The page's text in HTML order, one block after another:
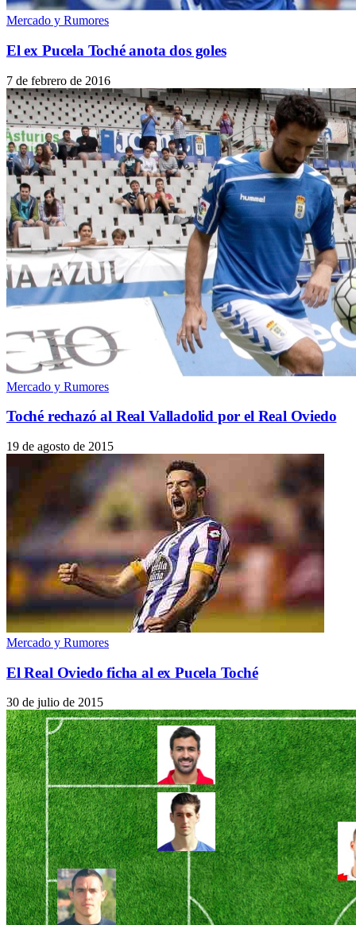
Mercado y Rumores
El ex Pucela Toché anota dos goles
7 de febrero de 2016
Mercado y Rumores
Toché rechazó al Real Valladolid por el Real Oviedo
19 de agosto de 2015
Mercado y Rumores
El Real Oviedo ficha al ex Pucela Toché
30 de julio de 2015